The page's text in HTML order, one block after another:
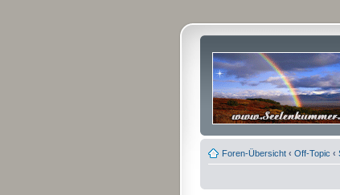
Foren-Übersicht ‹ Off-Topic ‹